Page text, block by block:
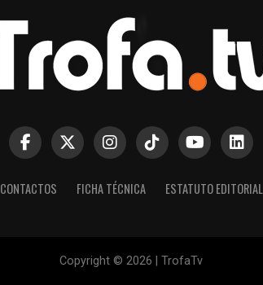
CONTACTOS FICHA TÉCNICA ESTATUTO EDITORIAL
Copyright © 2026 | TrofaTv